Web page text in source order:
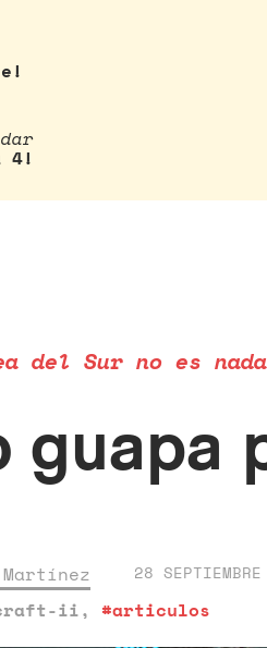
4!
del Sur no es
guapa
28
ii, #articulos